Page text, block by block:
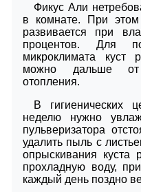
Фикус Али
в комнате. При
развивается при
процентов. Для
микроклимата куст
можно дальше от
отопления.
В гигиенических
неделю нужно
пульверизатора
удалить пыль с
опрыскивания куста
прохладную воду,
каждый день поздно